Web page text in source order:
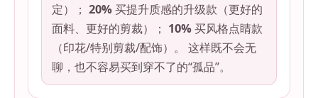
定）； 20%买提升质感的升级款（更好的
面料、更好的剪裁）； 10%买风格点睛款
（印花/特别剪裁/配饰）。 这样既不会无
聊，也不容易买到穿不了的“孤品”。